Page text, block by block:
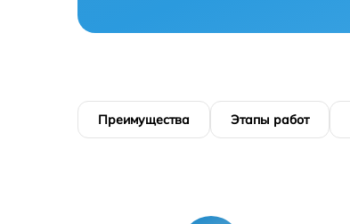
Преимущества Этапы работ